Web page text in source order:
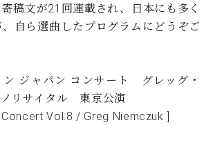
稿文が21回連載され、日本にも多く
自ら選曲したプログラムにどうぞご
ジャパン コンサート グレッグ・
リサイタル 東京公演
Vol.8 / Greg Niemczuk ]